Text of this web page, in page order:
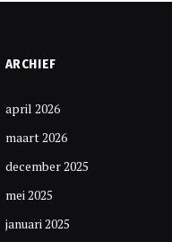
ARCHIEF
april 2026
maart 2026
december 2025
mei 2025
januari 2025